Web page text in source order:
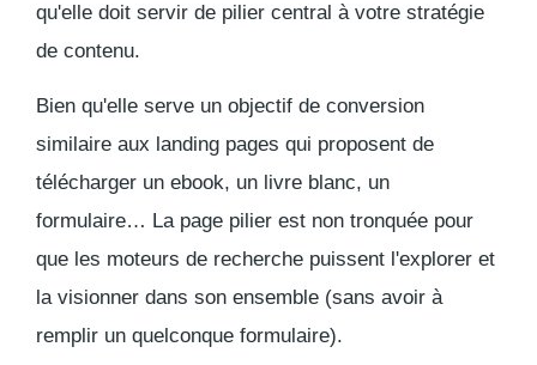
qu'elle doit servir de pilier central à votre stratégie
de contenu.
Bien qu'elle serve un objectif de conversion
similaire aux landing pages qui proposent de
télécharger un ebook, un livre blanc, un
formulaire… La page pilier est non tronquée pour
que les moteurs de recherche puissent l'explorer et
la visionner dans son ensemble (sans avoir à
remplir un quelconque formulaire).